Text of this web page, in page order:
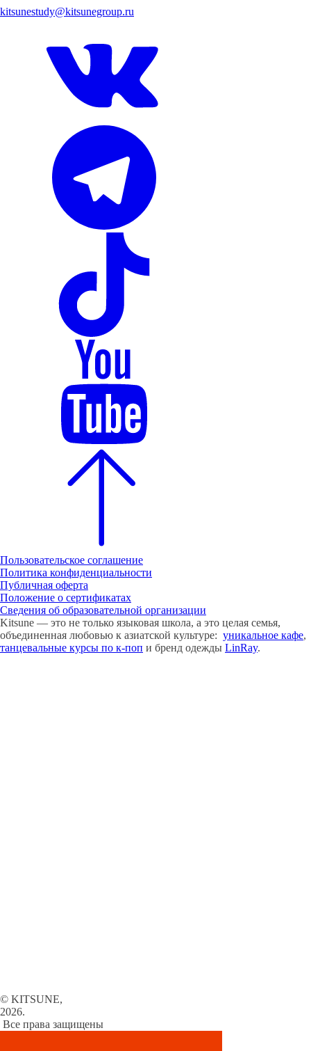
kitsunestudy@kitsunegroup.ru
Пользовательское соглашение
Политика конфиденциальности
Публичная оферта
Положение о сертификатах
Cведения об образовательной организации
Kitsune — это не только языковая школа, а это целая семья,
объединенная любовью к азиатской культуре: уникальное кафе,
танцевальные курсы по к-поп и бренд одежды LinRay.
© KITSUNE,
2026.
Все права защищены